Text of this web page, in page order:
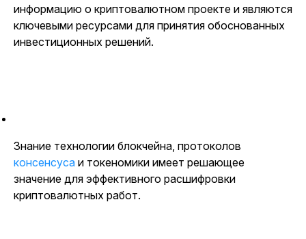
информацию о криптовалютном проекте и являются
ключевыми ресурсами для принятия обоснованных
инвестиционных решений.
Знание технологии блокчейна, протоколов
консенсуса и токеномики имеет решающее
значение для эффективного расшифровки
криптовалютных работ.